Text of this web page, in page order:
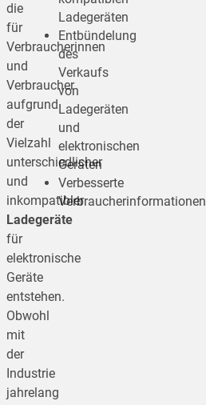
die
für
Verbraucherinnen
und
Verbraucher
aufgrund
der
Vielzahl
unterschiedlicher
und
inkompatibler
Ladegeräte
für
elektronische
Geräte
entstehen.
Obwohl
mit
der
Industrie
jahrelang
Ladegeräten
Entbündelung
des
Verkaufs
von
Ladegeräten
und
elektronischen
Geräten
Verbesserte
Verbraucherinformationen